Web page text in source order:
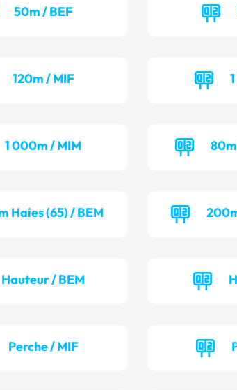
50m / BEF
120m / MIF
1 000m / MIM
Haies (65) / BEM
Hauteur / BEM
Perche / MIF